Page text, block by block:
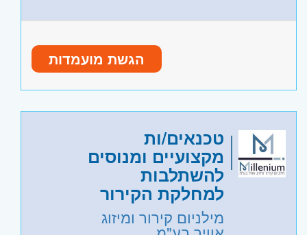
שמירה שוטפת על הסדר והניקיון
במחסן.
אחריות על הכנת הזמנות והוצאתן
בהתאם לצורך.
עבודה כחלק מצוות בסביבת עבודה
דינמית וקצבית.
תנאי המשרה:
הגעה עצמאית – חובה.
ניסיון קודם – לא חובה (הכשרה מלאה
צוות.
היקף משרה: משרה מלאה
קוד משרה:JB-00005
הגשת מועמדות
טכנאים/ות
מקצועיים ומנוסים
להשתלבות
למחלקת הקירור
מילניום קירור ומיזוג